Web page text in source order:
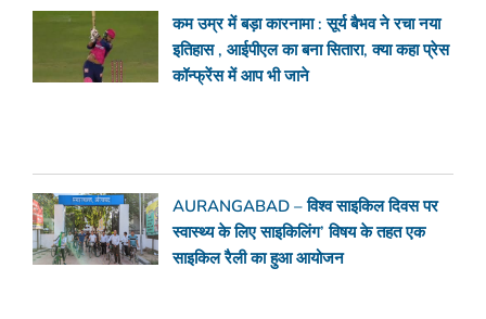
कम उम्र में बड़ा कारनामा : सूर्य बैभव ने रचा नया
इतिहास , आईपीएल का बना सितारा, क्या कहा प्रेस
कॉन्फ्रेंस में आप भी जाने
AURANGABAD – विश्व साइकिल दिवस पर
स्वास्थ्य के लिए साइकिलिंग’ विषय के तहत एक
साइकिल रैली का हुआ आयोजन